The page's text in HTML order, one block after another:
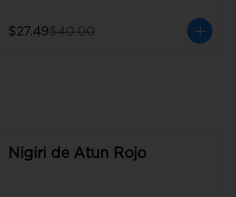
$27.49$40.00
Nigiri de Atun Rojo